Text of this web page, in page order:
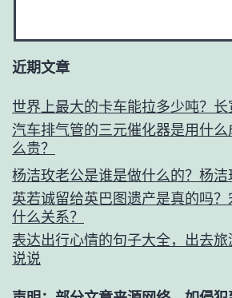
近期文章
世界上最大的卡车能拉多少吨？长
汽车排气管的三元催化器是用什
么贵？
杨洁玫老公是谁是做什么的？杨洁
英若诚留给英巴图遗产是真的吗
什么关系？
表达出行心情的句子大全，出去
说说